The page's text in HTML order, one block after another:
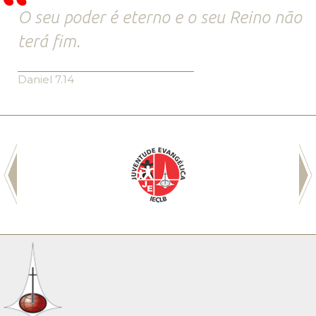
O seu poder é eterno e o seu Reino não
terá fim.
Daniel 7.14